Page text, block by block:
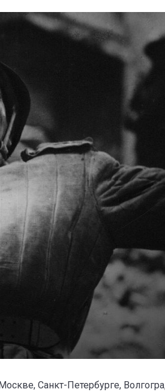
Санкт-Петербурге,